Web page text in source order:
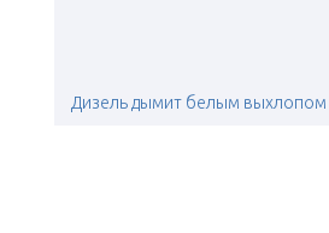
Дизель дымит белым выхлопом